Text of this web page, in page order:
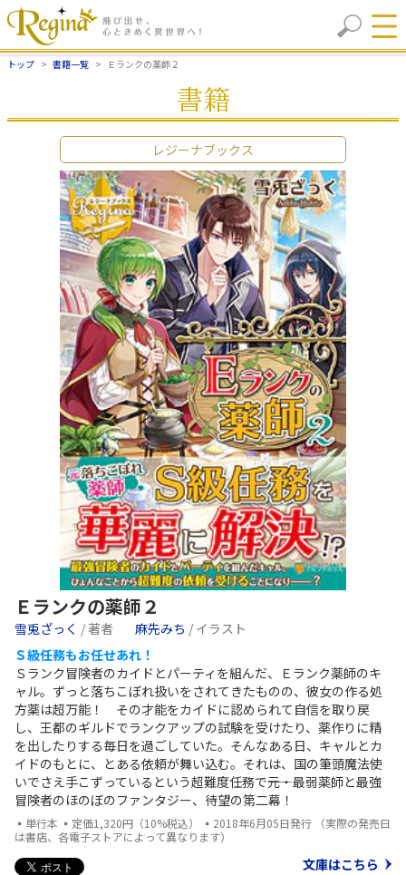
トップ 書籍一覧 Ｅランクの薬師２
書籍
レジーナブックス
Ｅランクの薬師２
雪兎ざっく / 著者 麻先みち / イラスト
Ｓ級任務もお任せあれ！
Ｓランク冒険者のカイドとパーティを組んだ、Ｅランク薬師のキ
ャル。ずっと落ちこぼれ扱いをされてきたものの、彼女の作る処
方薬は超万能！ その才能をカイドに認められて自信を取り戻
し、王都のギルドでランクアップの試験を受けたり、薬作りに精
を出したりする毎日を過ごしていた。そんなある日、キャルとカ
イドのもとに、とある依頼が舞い込む。それは、国の筆頭魔法使
いでさえ手こずっているという超難度任務で――元・最弱薬師と最強
冒険者のほのぼのファンタジー、待望の第二幕！
▪単行本 ▪定価1,320円（10%税込） ▪2018年6月05日発行 （実際の発売日
は書店、各電子ストアによって異なります）
文庫はこちら